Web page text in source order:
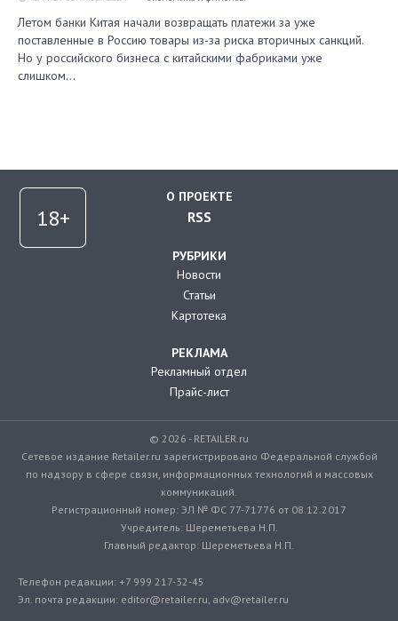
Летом банки Китая начали возвращать платежи за уже
поставленные в Россию товары из-за риска вторичных санкций.
Но у российского бизнеса с китайскими фабриками уже
слишком…
О ПРОЕКТЕ
RSS
РУБРИКИ
Новости
Статьи
Картотека
РЕКЛАМА
Рекламный отдел
Прайс-лист
© 2026 - RETAILER.ru
Сетевое издание Retailer.ru зарегистрировано Федеральной службой
по надзору в сфере связи, информационных технологий и массовых
коммуникаций.
Регистрационный номер: ЭЛ № ФС 77-71776 от 08.12.2017
Учредитель: Шереметьева Н.П.
Главный редактор: Шереметьева Н.П.
Телефон редакции: +7 999 217-32-45
Эл. почта редакции: editor@retailer.ru, adv@retailer.ru